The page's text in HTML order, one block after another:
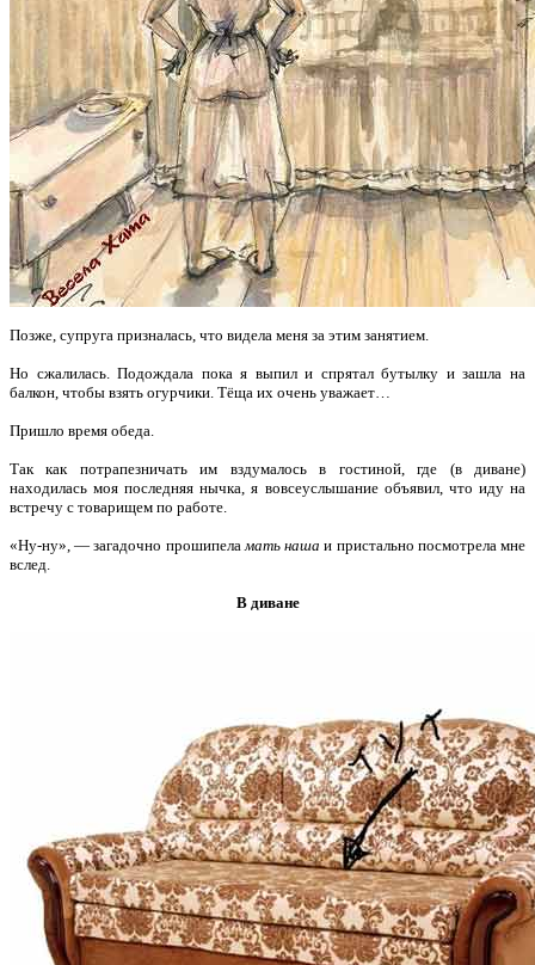
Позже, супруга призналась, что видела меня за этим занятием.
Но сжалилась. Подождала пока я выпил и спрятал бутылку и зашла на
балкон, чтобы взять огурчики. Тёща их очень уважает…
Пришло время обеда.
Так как потрапезничать им вздумалось в гостиной, где (в диване)
находилась моя последняя нычка, я вовсеуслышание объявил, что иду на
встречу с товарищем по работе.
«Ну-ну», — загадочно прошипела мать наша и пристально посмотрела мне
вслед.
В диване